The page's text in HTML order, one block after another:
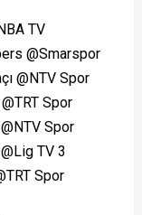
TV
@Smarspor
@NTV Spor
Spor
Spor
TV 3
Spor